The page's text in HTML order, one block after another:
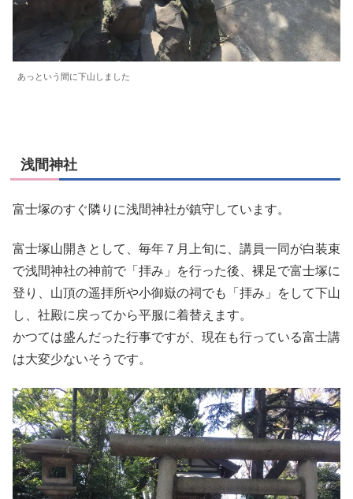
あっという間に下山しました
浅間神社
富士塚のすぐ隣りに浅間神社が鎮守しています。
富士塚山開きとして、毎年７月上旬に、講員一同が白装束
で浅間神社の神前で「拝み」を行った後、裸足で富士塚に
登り、山頂の遥拝所や小御嶽の祠でも「拝み」をして下山
し、社殿に戻ってから平服に着替えます。
かつては盛んだった行事ですが、現在も行っている富士講
は大変少ないそうです。